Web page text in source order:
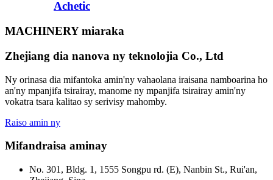
Achetic
MACHINERY miaraka
Zhejiang dia nanova ny teknolojia Co., Ltd
Ny orinasa dia mifantoka amin'ny vahaolana iraisana namboarina ho
an'ny mpanjifa tsirairay, manome ny mpanjifa tsirairay amin'ny
vokatra tsara kalitao sy serivisy mahomby.
Raiso amin ny
Mifandraisa aminay
No. 301, Bldg. 1, 1555 Songpu rd. (E), Nanbin St., Rui'an,